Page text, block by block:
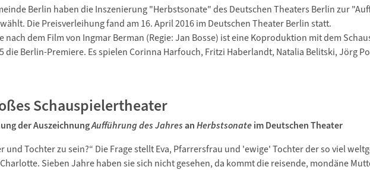
Berlin haben die Inszenierung "Herbstsonate" des Deutschen Theaters Berlin zur
Die Preisverleihung fand am 16. April 2016 im Deutschen Theater Berlin statt.
nach dem Film von Ingmar Berman (Regie: Jan Bosse) ist eine Koproduktion mit dem
die Berlin-Premiere. Es spielen Corinna Harfouch, Fritzi Haberlandt, Natalia Belitski, Jörg
Schauspielertheater
der AuszeichnungAufführung des JahresanHerbstsonateim Deutschen Theater
und Tochter zu sein?“ Die Frage stellt Eva, Pfarrersfrau und 'ewige' Tochter der so viel
Sieben Jahre haben sie sich nicht gesehen, da kommt die reisende, mondäne